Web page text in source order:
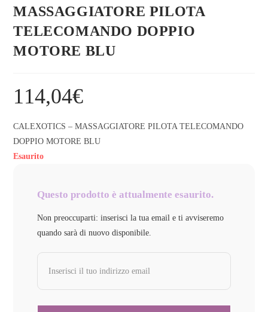
MASSAGGIATORE PILOTA
TELECOMANDO DOPPIO
MOTORE BLU
114,04€
CALEXOTICS – MASSAGGIATORE PILOTA TELECOMANDO
DOPPIO MOTORE BLU
Esaurito
Questo prodotto è attualmente esaurito.
Non preoccuparti: inserisci la tua email e ti avviseremo
quando sarà di nuovo disponibile.